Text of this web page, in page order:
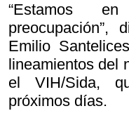
“Estamos
preocupación”,
Emilio
lineamientos del
el VIH/Sida,
próximos días.